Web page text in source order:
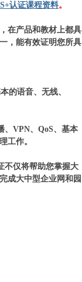
认证课程资料。
在产品和教材上都具
，能有效证明您所具
的语音、无线、
、VPN、QoS、基本
工作。
不仅将帮助您掌握大
成大中型企业网和园